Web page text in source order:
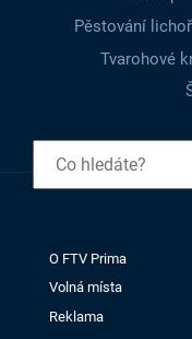
Pěstování
Tvarohové
O FTV Prima
Volná místa
Reklama